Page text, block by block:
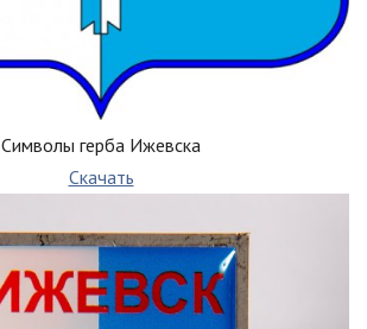
Символы герба Ижевска
Скачать